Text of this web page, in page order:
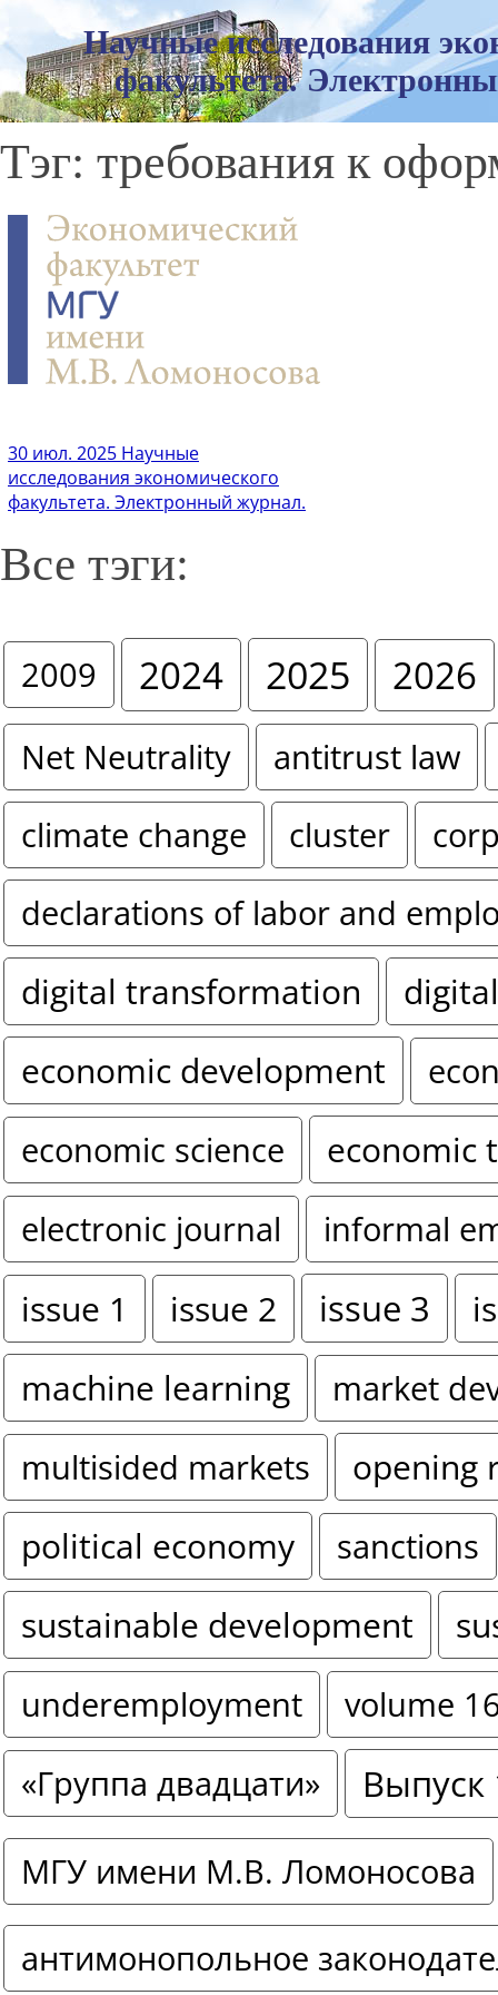
Научные исследования
факультета.
Тэг: требования к
30 июл. 2025 Научные
исследования экономического
факультета. Электронный журнал.
Все тэги:
2009 2024 2025 2026
Net Neutrality
antitrust law
climate change
cluster
declarations of labor and
digital transformation
economic development
economic science
economic
electronic journal informal
issue 1 issue 2 issue 3
machine learning
market
multisided markets
opening
political economy
sanctions
sustainable development
underemployment
volume
«Группа двадцати»
Выпуск
МГУ имени М.В. Ломоносова
антимонопольное